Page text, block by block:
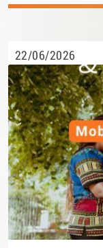
22/06/2026